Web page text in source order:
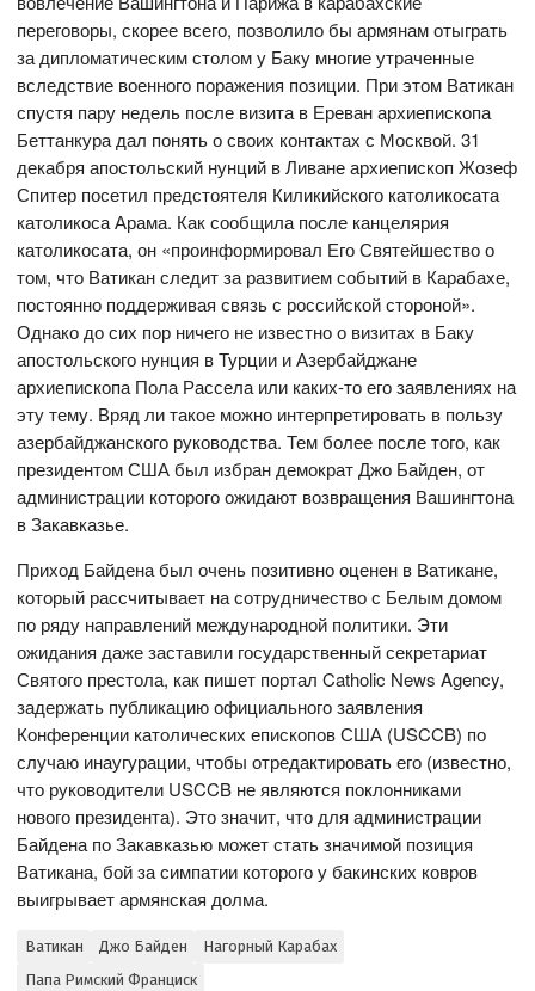
переговоры, скорее всего, позволило бы армянам отыграть
за дипломатическим столом у Баку многие утраченные
вследствие военного поражения позиции. При этом Ватикан
спустя пару недель после визита в Ереван архиепископа
Беттанкура дал понять о своих контактах с Москвой. 31
декабря апостольский нунций в Ливане архиепископ Жозеф
Спитер посетил предстоятеля Киликийского католикосата
католикоса Арама. Как сообщила после канцелярия
католикосата, он «проинформировал Его Святейшество о
том, что Ватикан следит за развитием событий в Карабахе,
постоянно поддерживая связь с российской стороной».
Однако до сих пор ничего не известно о визитах в Баку
апостольского нунция в Турции и Азербайджане
архиепископа Пола Рассела или каких-то его заявлениях на
эту тему. Вряд ли такое можно интерпретировать в пользу
азербайджанского руководства. Тем более после того, как
президентом США был избран демократ Джо Байден, от
администрации которого ожидают возвращения Вашингтона
в Закавказье.
Приход Байдена был очень позитивно оценен в Ватикане,
который рассчитывает на сотрудничество с Белым домом
по ряду направлений международной политики. Эти
ожидания даже заставили государственный секретариат
Святого престола, как пишет портал Catholic News Agency,
задержать публикацию официального заявления
Конференции католических епископов США (USCCB) по
случаю инаугурации, чтобы отредактировать его (известно,
что руководители USCCB не являются поклонниками
нового президента). Это значит, что для администрации
Байдена по Закавказью может стать значимой позиция
Ватикана, бой за симпатии которого у бакинских ковров
выигрывает армянская долма.
Ватикан Джо Байден
Нагорный Карабах
Папа Римский Франциск